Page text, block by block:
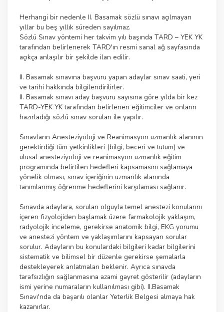
Herhangi bir nedenle II. Basamak sözlü sınavı açılmayan
yıllar bu beş yıllık süreden sayılmaz.
Sözlü Sınav yöntemi her takvim yılı başında TARD – YEK YK
tarafından belirlenerek TARD'ın resmi sanal ağ sayfasında
açıkça anlaşılır bir şekilde ilan edilir.
II. Basamak sınavına başvuru yapan adaylar sınav saati, yeri
ve tarihi hakkında bilgilendirilirler.
II. Basamak sınavı aday başvuru sayısına göre yılda bir kez
TARD-YEK YK tarafından belirlenen eğitimciler ve onların
hazırladığı sözlü sınav soruları ile yapılır.
Sınavların Anesteziyoloji ve Reanimasyon uzmanlık alanının
gerektirdiği tüm yetkinlikleri (bilgi, beceri ve tutum) ve
ulusal anesteziyoloji ve reanimasyon uzmanlık eğitim
programında belirtilen hedefleri kapsamasını sağlamaya
yönelik olması, sınav içeriğinin uzmanlık alanında
tanımlanmış öğrenme hedeflerini karşılaması sağlanır.
Sınavda adaylara, sorulan olguyla temel anestezi konularını
içeren fizyolojiden başlamak üzere farmakolojik yaklaşım,
radyolojik inceleme, gerekirse anatomik bilgi, EKG yorumu
ve anestezi yöntem ve yaklaşımlarını kapsayan sorular
sorulur. Adayların bu konulardaki bilgileri kadar bilgilerini
sistematik ve bilimsel bir düzenle gerekirse şemalarla
destekleyerek anlatmaları beklenir. Ayrıca sınavda
tarafsızlığın sağlanmasına azami gayret gösterilir (adayların
ismi yerine numaraların kullanılması gibi). II.Basamak
Sınavı'nda da başarılı olanlar Yeterlik Belgesi almaya hak
kazanırlar.